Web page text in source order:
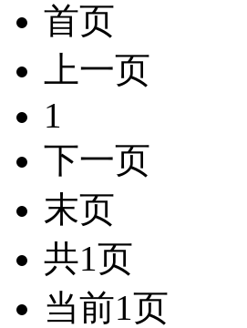
首页
上一页
1
下一页
末页
共1页
当前1页